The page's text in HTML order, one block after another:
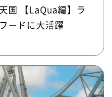
国 【LaQua編】ラ
ードに大活躍